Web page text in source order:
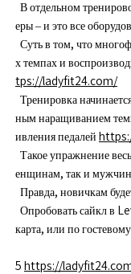
В отдельном
еры – и это все
Суть в том, что
х темпах и
tps://ladyfit24.com/
Тренировка
ным наращиванием
ивления педалей
Такое упражнение
енщинам, так и
Правда, новичкам
Опробовать сайкл в
карта, или по
5 https://